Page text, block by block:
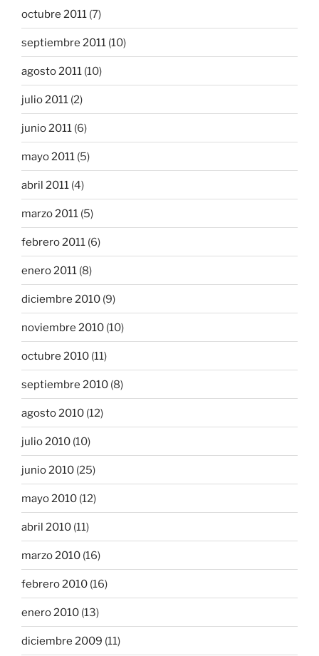
octubre 2011 (7)
septiembre 2011 (10)
agosto 2011 (10)
julio 2011 (2)
junio 2011 (6)
mayo 2011 (5)
abril 2011 (4)
marzo 2011 (5)
febrero 2011 (6)
enero 2011 (8)
diciembre 2010 (9)
noviembre 2010 (10)
octubre 2010 (11)
septiembre 2010 (8)
agosto 2010 (12)
julio 2010 (10)
junio 2010 (25)
mayo 2010 (12)
abril 2010 (11)
marzo 2010 (16)
febrero 2010 (16)
enero 2010 (13)
diciembre 2009 (11)